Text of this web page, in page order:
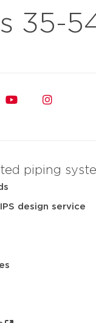
35-
piping
design service